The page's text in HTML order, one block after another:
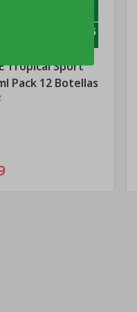
Tropical Sport
Pack 12 Botellas